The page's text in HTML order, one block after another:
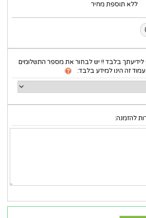
ללא תוספת מחיר
בלבד !! יש לבחור את מספר התשלומים
זה הינו למידע בלבד:
להזמנה: